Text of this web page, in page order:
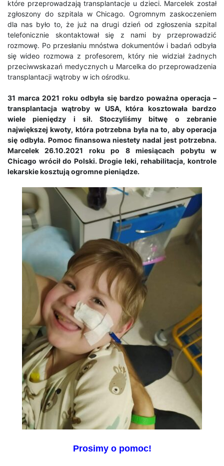
które przeprowadzają transplantacje u dzieci. Marcelek został
zgłoszony do szpitala w Chicago. Ogromnym zaskoczeniem
dla nas było to, że już na drugi dzień od zgłoszenia szpital
telefonicznie skontaktował się z nami by przeprowadzić
rozmowę. Po przesłaniu mnóstwa dokumentów i badań odbyła
się wideo rozmowa z profesorem, który nie widział żadnych
przeciwwskazań medycznych u Marcelka do przeprowadzenia
transplantacji wątroby w ich ośrodku.
31 marca 2021 roku odbyła się bardzo poważna operacja –
transplantacja wątroby w USA, która kosztowała bardzo
wiele pieniędzy i sił. Stoczyliśmy bitwę o zebranie
największej kwoty, która potrzebna była na to, aby operacja
się odbyła. Pomoc finansowa niestety nadal jest potrzebna.
Marcelek 26.10.2021 roku po 8 miesiącach pobytu w
Chicago wrócił do Polski. Drogie leki, rehabilitacja, kontrole
lekarskie kosztują ogromne pieniądze.
Prosimy o pomoc!